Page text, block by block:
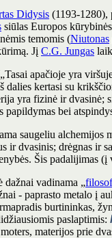
Didysis (1193-1280),
siūlas Europos
temomis (Niutonas
Jį C.G. Jungas
apačioje yra
dalies kertasi su
yra fizinė ir dvasinė;
papildymas bei
saugeliu alchemijos
ir dvasinis; drėgnas ir
Šis padalijimas
vadinama „
- paprasto metalo į
burtininkas,
paslaptimis:
materijos prie